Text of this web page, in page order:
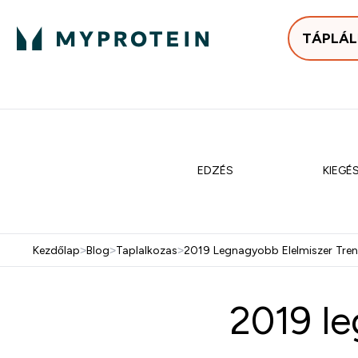
EDZÉS
Kezdőlap>Blog>Taplalkozas>2019 Legnagyobb Elelmiszer
2019